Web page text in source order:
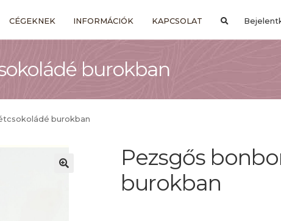
CÉGEKNEK INFORMÁCIÓK KAPCSOLAT
burokban
burokban
Pezsgős
burokban